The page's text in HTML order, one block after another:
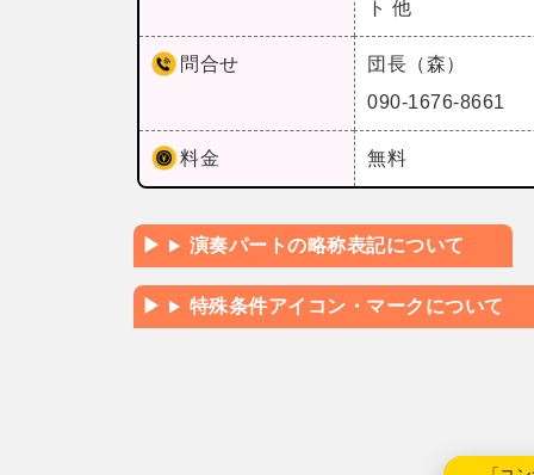
ト 他
問合せ
団長（森）
090-1676-8661
料金 無料
演奏パートの略称表記について
特殊条件アイコン・マークについて